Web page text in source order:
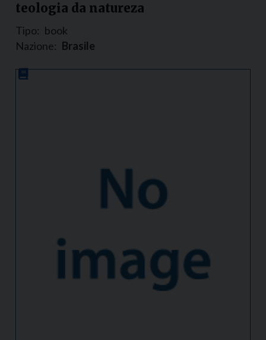
teologia da natureza
Tipo: book
Nazione: Brasile